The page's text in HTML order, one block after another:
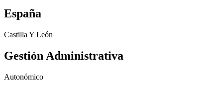
España
Castilla Y León
Gestión Administrativa
Autonómico